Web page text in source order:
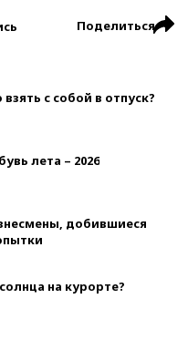
Поделиться
с собой в отпуск?
лета – 2026
добившиеся
на курорте?